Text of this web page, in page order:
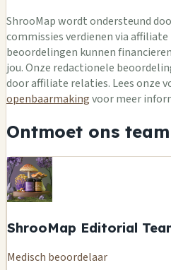
ShrooMap wordt ondersteund
commissies verdienen via
beoordelingen kunnen
jou. Onze redactionele
door affiliate relaties. Lees onze
openbaarmakingvoor meer
Ontmoet ons team
ShrooMap Editorial
Medisch beoordelaar